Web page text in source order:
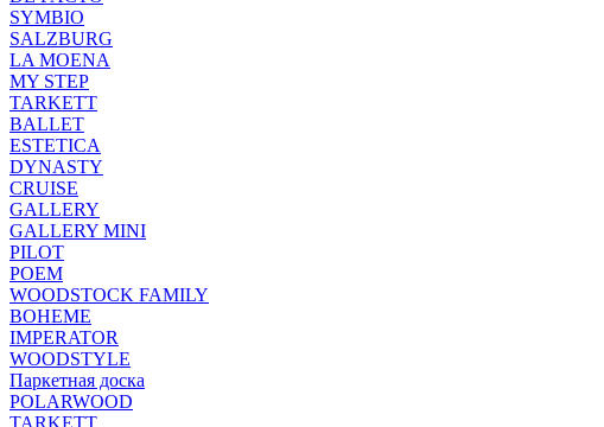
SYMBIO
SALZBURG
LA MOENA
MY STEP
TARKETT
BALLET
ESTETICA
DYNASTY
CRUISE
GALLERY
GALLERY MINI
PILOT
POEM
WOODSTOCK FAMILY
BOHEME
IMPERATOR
WOODSTYLE
Паркетная доска
POLARWOOD
TARKETT